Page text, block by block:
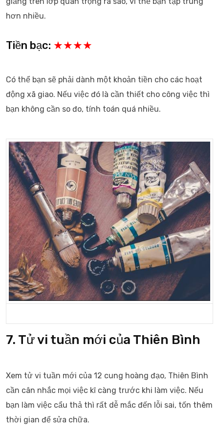
hơn nhiều.
Tiền bạc: ★★★★
Có thể bạn sẽ phải dành một khoản tiền cho các hoạt
động xã giao. Nếu việc đó là cần thiết cho công việc thì
bạn không cần so đo, tính toán quá nhiều.
7. Tử vi tuần mới của Thiên Bình
Xem tử vi tuần mới của 12 cung hoàng đạo, Thiên Bình
cần cân nhắc mọi việc kĩ càng trước khi làm việc. Nếu
bạn làm việc cẩu thả thì rất dễ mắc đến lỗi sai, tốn thêm
thời gian để sửa chữa.